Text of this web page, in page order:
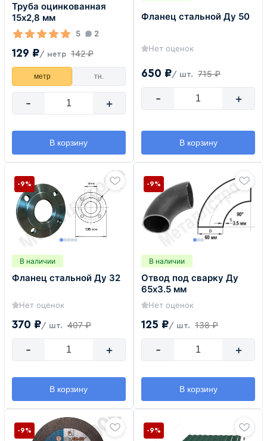
Труба оцинкованная
15х2,8 мм
5 2
129 ₽/ метр 142 ₽
метр тн.
- +
В корзину
Фланец стальной Ду 50
Нет оценок
650 ₽/ шт. 715 ₽
- +
В корзину
В наличии
Фланец стальной Ду 32
Нет оценок
370 ₽/ шт. 407 ₽
-9%
- +
В корзину
В наличии
Отвод под сварку Ду
65х3.5 мм
Нет оценок
125 ₽/ шт. 138 ₽
-9%
- +
В корзину
-9% -9%